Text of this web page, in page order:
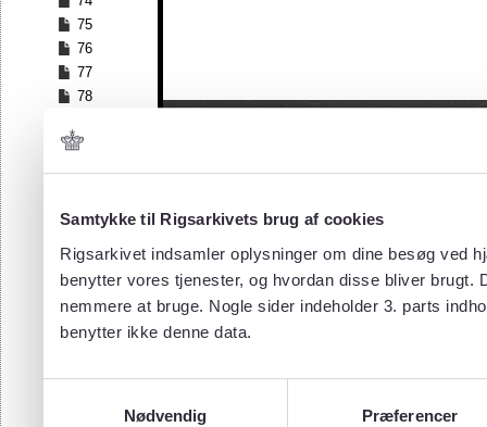
Samtykke til Rigsarkivets brug af cookies
Rigsarkivet indsamler oplysninger om dine besøg ved
benytter vores tjenester, og hvordan disse bliver
nemmere at bruge. Nogle sider indeholder 3. parts
benytter ikke denne data.
Nødvendig
Præferencer
75
76
77
78
80
83
85
86
87
88
90